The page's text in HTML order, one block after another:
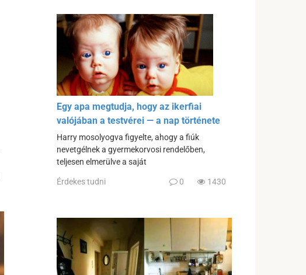
Egy apa megtudja, hogy az ikerfiai
valójában a testvérei — a nap története
Harry mosolyogva figyelte, ahogy a fiúk
nevetgélnek a gyermekorvosi rendelőben,
teljesen elmerülve a saját
Érdekes tudni 0 1430